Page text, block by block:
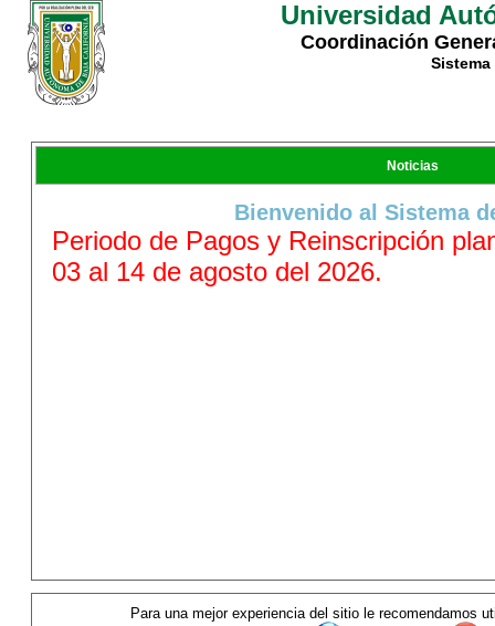
Universidad
Coordinación
Noticias
Bienvenido al Sistema
Periodo de Pagos y Reinscripción
03 al 14 de agosto del 2026.
Para una mejor experiencia del sitio le recomendamos